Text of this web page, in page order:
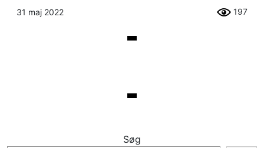
31 maj 2022 197
Søg